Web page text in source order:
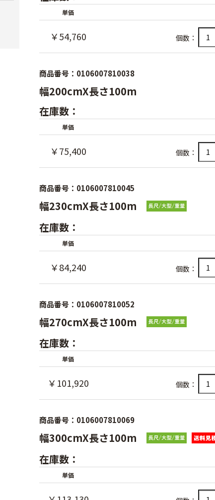
単価
￥54,760 個数：
商品番号：0106007810038
幅200cmX長さ100m
在庫数：
単価
￥75,400 個数：
商品番号：0106007810045
幅230cmX長さ100m
在庫数：
単価
￥84,240 個数：
商品番号：0106007810052
幅270cmX長さ100m
在庫数：
単価
￥101,920 個数：
商品番号：0106007810069
幅300cmX長さ100m
在庫数：
単価